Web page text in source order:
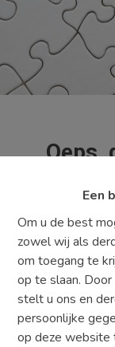
Een
Om u de best
zowel wij als
om toegang te
op te slaan.
stelt u ons en
persoonlijke
op deze website
Oeps,
Te